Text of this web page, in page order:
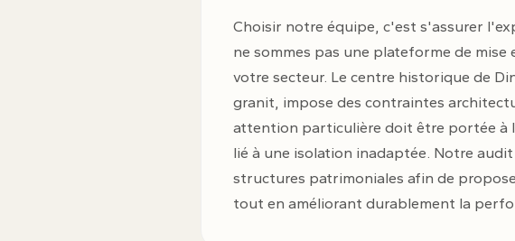
Choisir notre équipe, c'est s'assurer
ne sommes pas une plateforme de
votre secteur. Le centre historique de
granit, impose des contraintes
attention particulière doit être portée à
lié à une isolation inadaptée. Notre
structures patrimoniales afin de
tout en améliorant durablement la